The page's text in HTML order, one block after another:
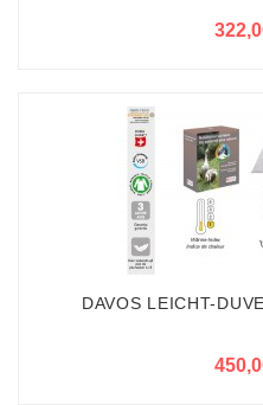
DAVOS LEICHT-